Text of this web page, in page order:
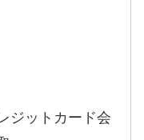
ジットカード会